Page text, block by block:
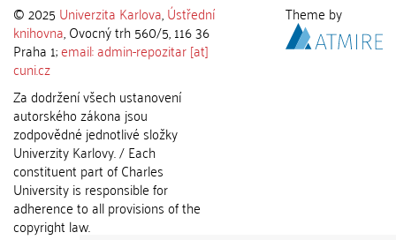
© 2025 Univerzita Karlova,Ústřední
knihovna, Ovocný trh 560/5, 116 36
Praha 1;email: admin-repozitar [at]
cuni.cz
Za dodržení všech ustanovení
autorského zákona jsou
zodpovědné jednotlivé složky
Univerzity Karlovy. / Each
constituent part of Charles
University is responsible for
adherence to all provisions of the
copyright law.
Theme by